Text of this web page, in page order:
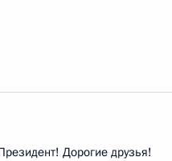
Дорогие друзья!